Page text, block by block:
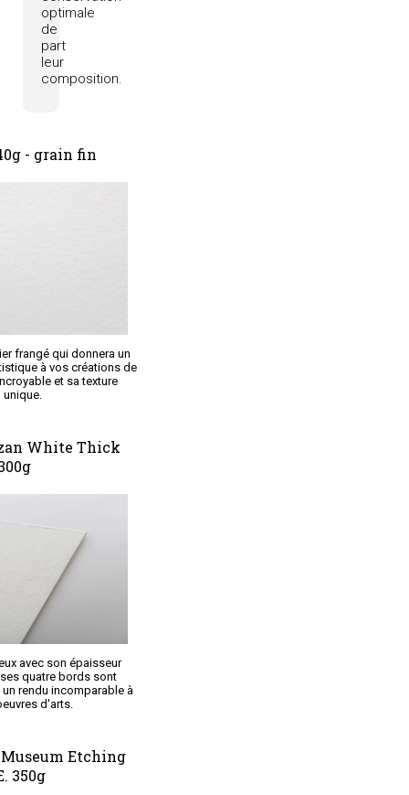
optimale
de
part
leur
composition.
- grain fin
frangé qui donnera un
à vos créations de
et sa texture
unique.
White Thick
avec son épaisseur
quatre bords sont
rendu incomparable à
d'arts.
Etching
350g